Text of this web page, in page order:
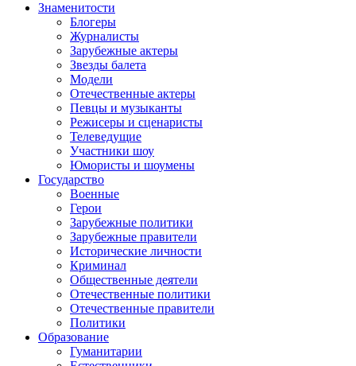
Знаменитости
Блогеры
Журналисты
Зарубежные актеры
Звезды балета
Модели
Отечественные актеры
Певцы и музыканты
Режисеры и сценаристы
Телеведущие
Участники шоу
Юмористы и шоумены
Государство
Военные
Герои
Зарубежные политики
Зарубежные правители
Исторические личности
Криминал
Общественные деятели
Отечественные политики
Отечественные правители
Политики
Образование
Гуманитарии